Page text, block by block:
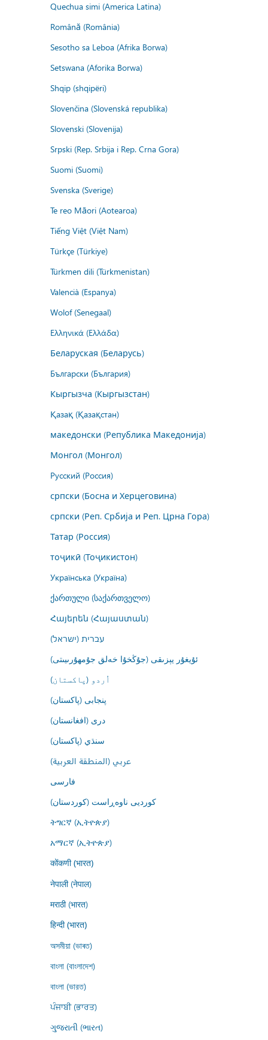
Quechua simi (America Latina)
Română (România)
Sesotho sa Leboa (Afrika Borwa)
Setswana (Aforika Borwa)
Shqip (shqipëri)
Slovenčina (Slovenská republika)
Slovenski (Slovenija)
Srpski (Rep. Srbija i Rep. Crna Gora)
Suomi (Suomi)
Svenska (Sverige)
Te reo Māori (Aotearoa)
Tiếng Việt (Việt Nam)
Türkçe (Türkiye)
Türkmen dili (Türkmenistan)
Valencià (Espanya)
Wolof (Senegaal)
Ελληνικά (Ελλάδα)
Беларуская (Беларусь)
Български (България)
Кыргызча (Кыргызстан)
Қазақ (Қазақстан)
македонски (Република Македонија)
Монгол (Монгол)
Русский (Россия)
српски (Босна и Херцеговина)
српски (Реп. Србија и Реп. Црна Гора)
Татар (Россия)
тоҷикӣ (Тоҷикистон)
Українська (Україна)
ქართული (საქართველო)
Հայերեն (Հայաստան)
עברית (ישראל)
ئۇيغۇر يېزىقى (جۇڭخۇا خەلق جۇمھۇرىيىتى)
اُردو (پاکستان)
پنجابی (پاکستان)
درى (افغانستان)
سنڌي (پاکستان)
عربي (المنطقة العربية)
فارسى
کوردیی ناوەڕاست (کوردستان)
ትግርኛ (ኢትዮጵያ)
አማርኛ (ኢትዮጵያ)
कोंकणी (भारत)
नेपाली (नेपाल)
मराठी (भारत)
हिन्दी (भारत)
অসমীয়া (ভাৰত)
বাংলা (বাংলাদেশ)
বাংলা (ভারত)
ਪੰਜਾਬੀ (ਭਾਰਤ)
ગુજરાતી (ભારત)